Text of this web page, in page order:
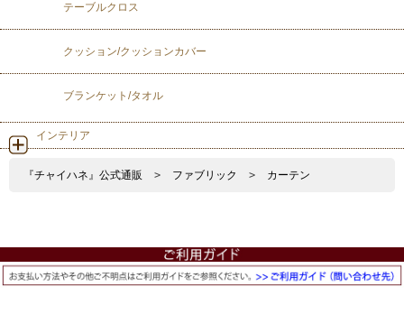
テーブルクロス
クッション/クッションカバー
ブランケット/タオル
インテリア
『チャイハネ』公式通販 > ファブリック > カーテン